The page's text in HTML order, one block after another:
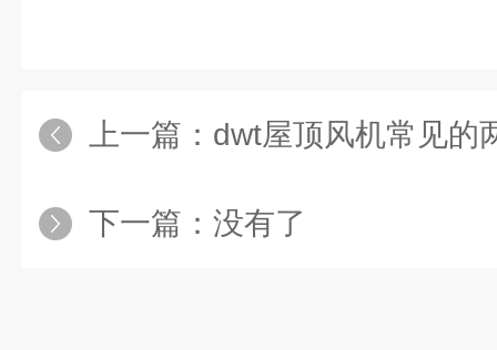
上一篇： dwt屋顶风机常见的
下一篇：没有了